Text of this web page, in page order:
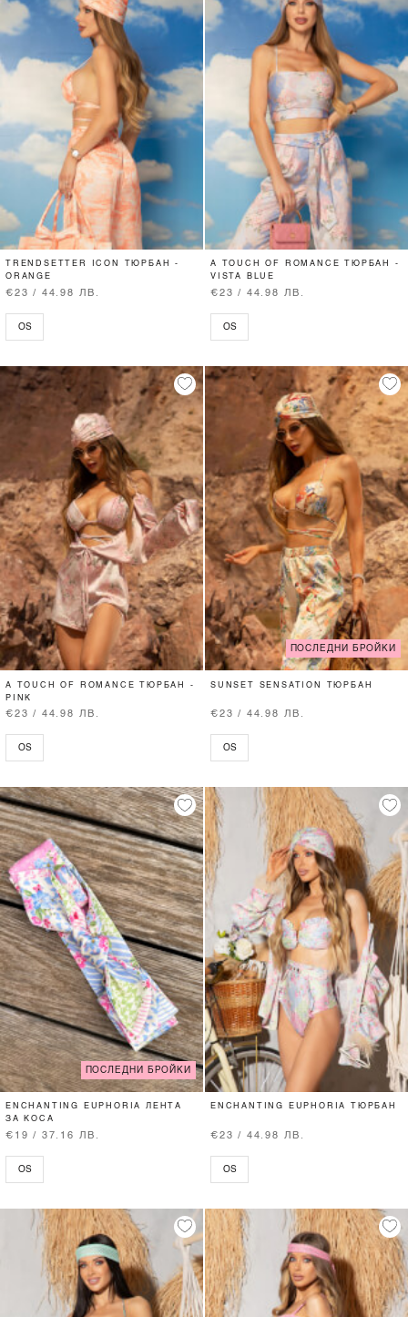
TRENDSETTER ICON ТЮРБАН -
ORANGE
€23 / 44.98 ЛВ.
OS
A TOUCH OF ROMANCE ТЮРБАН -
VISTA BLUE
€23 / 44.98 ЛВ.
OS
A TOUCH OF ROMANCE ТЮРБАН -
PINK
€23 / 44.98 ЛВ.
OS
ПОСЛЕДНИ БРОЙКИ
SUNSET SENSATION ТЮРБАН
€23 / 44.98 ЛВ.
OS
ПОСЛЕДНИ БРОЙКИ
ENCHANTING EUPHORIA ЛЕНТА
ЗА КОСА
€19 / 37.16 ЛВ.
OS
ENCHANTING EUPHORIA ТЮРБАН
€23 / 44.98 ЛВ.
OS